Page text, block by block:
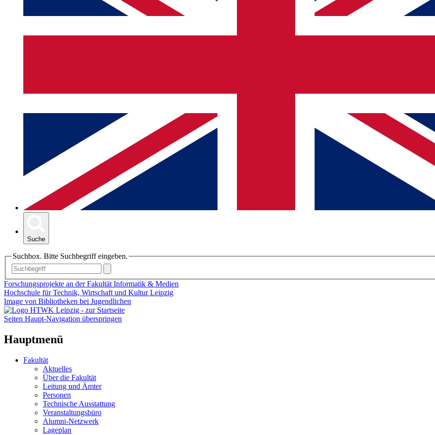
Suche
Suchbox. Bitte Suchbegriff eingeben.
Forschungsprojekte an der Fakultät Informatik & Medien
Hochschule für Technik, Wirtschaft und Kultur Leipzig
Image von Bibliotheken bei Jugendlichen
Seiten Haupt-Navigation überspringen
Hauptmenü
Fakultät
Aktuelles
Über die Fakultät
Leitung und Ämter
Personen
Technische Ausstattung
Veranstaltungsbüro
Alumni-Netzwerk
Lageplan